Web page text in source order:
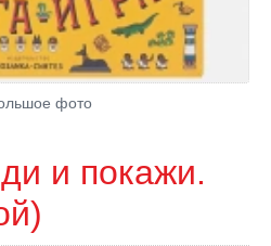
фото
и покажи.